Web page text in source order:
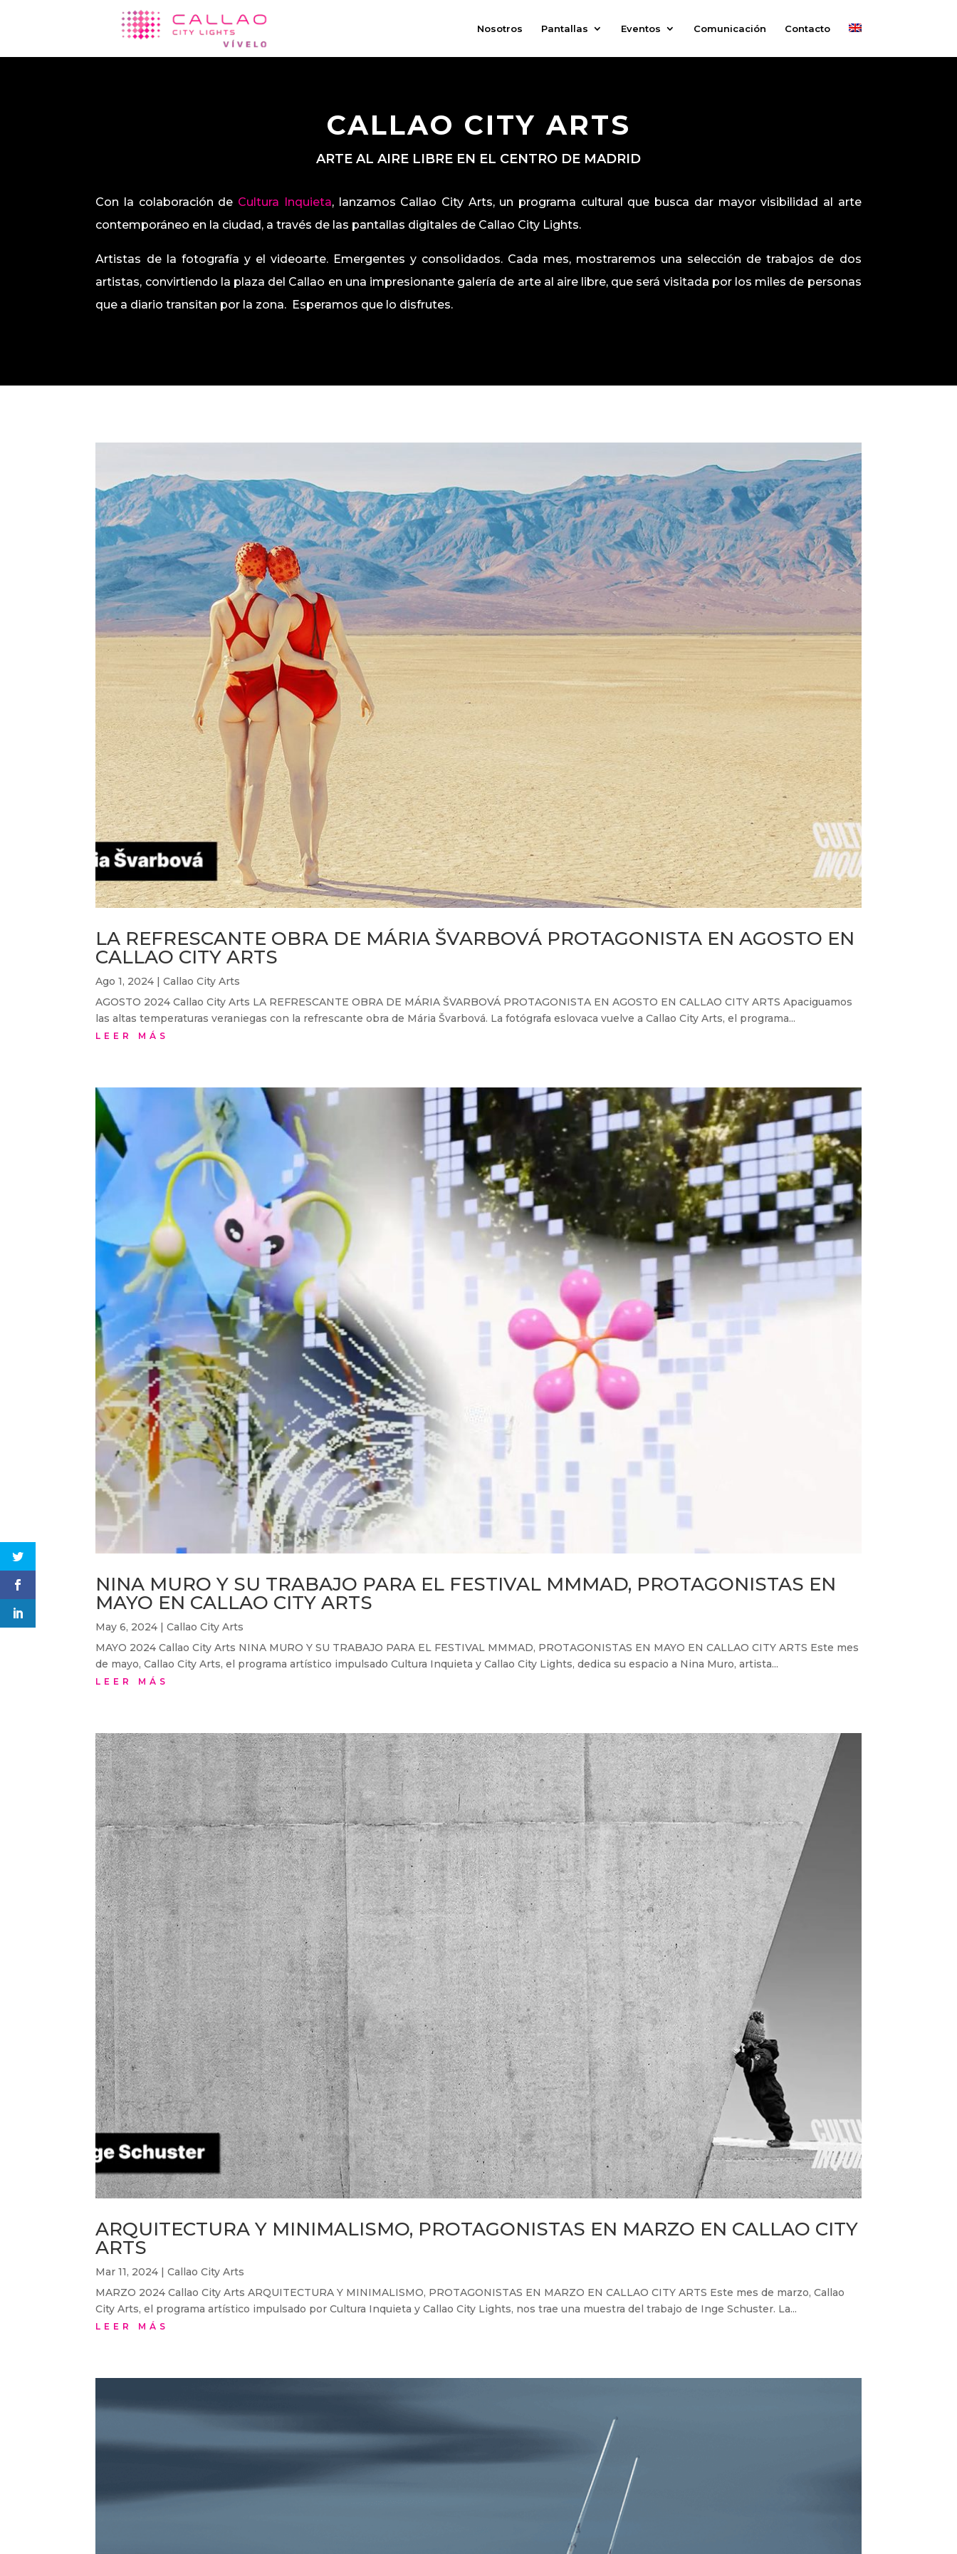
Nosotros Pantallas Eventos Comunicación Contacto
CALLAO CITY ARTS
ARTE AL AIRE LIBRE EN EL CENTRO DE MADRID
Con la colaboración de Cultura Inquieta, lanzamos Callao City Arts, un programa cultural que busca dar mayor visibilidad al arte
contemporáneo en la ciudad, a través de las pantallas digitales de Callao City Lights.
Artistas de la fotografía y el videoarte. Emergentes y consolidados. Cada mes, mostraremos una selección de trabajos de dos
artistas, convirtiendo la plaza del Callao en una impresionante galería de arte al aire libre, que será visitada por los miles de personas
que a diario transitan por la zona. Esperamos que lo disfrutes.
LA REFRESCANTE OBRA DE MÁRIA ŠVARBOVÁ PROTAGONISTA EN AGOSTO EN
CALLAO CITY ARTS
Ago 1, 2024 |Callao City Arts
AGOSTO 2024 Callao City Arts LA REFRESCANTE OBRA DE MÁRIA ŠVARBOVÁ PROTAGONISTA EN AGOSTO EN CALLAO CITY ARTS Apaciguamos
las altas temperaturas veraniegas con la refrescante obra de Mária Švarbová. La fotógrafa eslovaca vuelve a Callao City Arts, el programa...
LEER MÁS
NINA MURO Y SU TRABAJO PARA EL FESTIVAL MMMAD, PROTAGONISTAS EN
MAYO EN CALLAO CITY ARTS
May 6, 2024 |Callao City Arts
MAYO 2024 Callao City Arts NINA MURO Y SU TRABAJO PARA EL FESTIVAL MMMAD, PROTAGONISTAS EN MAYO EN CALLAO CITY ARTS Este mes
de mayo, Callao City Arts, el programa artístico impulsado Cultura Inquieta y Callao City Lights, dedica su espacio a Nina Muro, artista...
LEER MÁS
ARQUITECTURA Y MINIMALISMO, PROTAGONISTAS EN MARZO EN CALLAO CITY
ARTS
Mar 11, 2024 |Callao City Arts
MARZO 2024 Callao City Arts ARQUITECTURA Y MINIMALISMO, PROTAGONISTAS EN MARZO EN CALLAO CITY ARTS Este mes de marzo, Callao
City Arts, el programa artístico impulsado por Cultura Inquieta y Callao City Lights, nos trae una muestra del trabajo de Inge Schuster. La...
LEER MÁS